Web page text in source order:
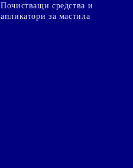
Почистващи средства и
апликатори за мастила